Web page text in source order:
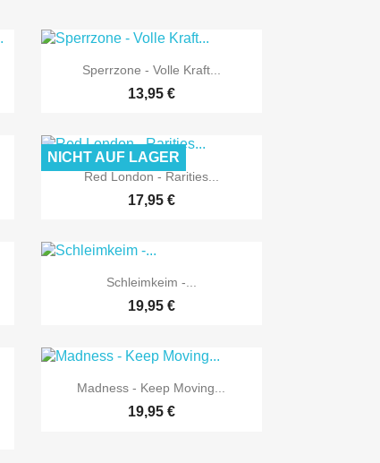
 Vorschau
Sperrzone - Volle Kraft...
13,95 €
 Vorschau
Red London - Rarities...
17,95 €
NICHT AUF LAGER
 Vorschau
Schleimkeim -...
19,95 €
 Vorschau
Madness - Keep Moving...
19,95 €